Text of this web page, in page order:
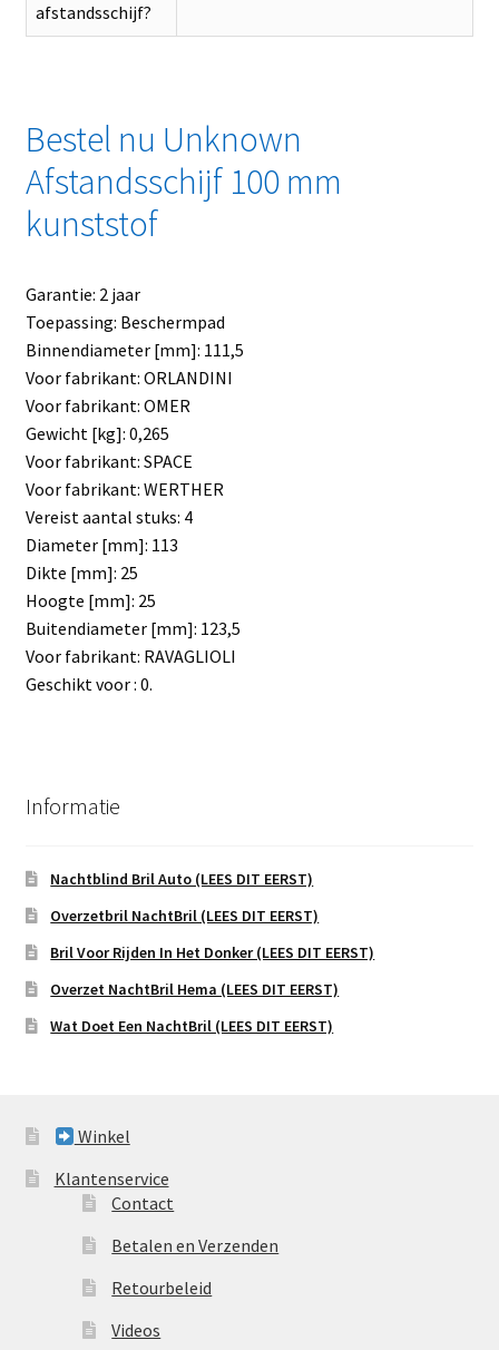
afstandsschijf?
Bestel nu Unknown
Afstandsschijf 100 mm
kunststof
Garantie: 2 jaar
Toepassing: Beschermpad
Binnendiameter [mm]: 111,5
Voor fabrikant: ORLANDINI
Voor fabrikant: OMER
Gewicht [kg]: 0,265
Voor fabrikant: SPACE
Voor fabrikant: WERTHER
Vereist aantal stuks: 4
Diameter [mm]: 113
Dikte [mm]: 25
Hoogte [mm]: 25
Buitendiameter [mm]: 123,5
Voor fabrikant: RAVAGLIOLI
Geschikt voor : 0.
Informatie
Nachtblind Bril Auto (LEES DIT EERST)
Overzetbril NachtBril (LEES DIT EERST)
Bril Voor Rijden In Het Donker (LEES DIT EERST)
Overzet NachtBril Hema (LEES DIT EERST)
Wat Doet Een NachtBril (LEES DIT EERST)
Winkel
Klantenservice
Contact
Betalen en Verzenden
Retourbeleid
Videos